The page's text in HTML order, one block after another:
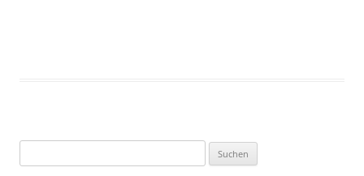
nach: